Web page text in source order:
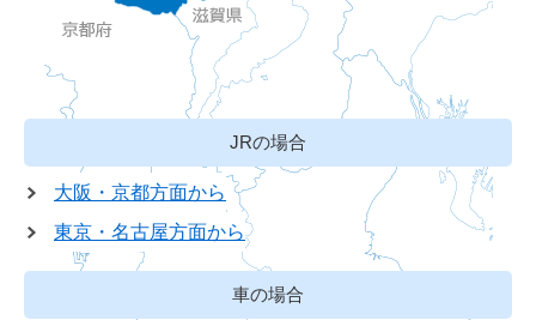
JRの場合
大阪・京都方面から
東京・名古屋方面から
車の場合